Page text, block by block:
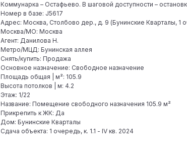
Коммунарка – Остафьево. В шаговой доступности –
Номер в базе: J5617
Адрес: Москва, Столбово дер., д. 9 (Бунинские Кварталы, 1
Москва/МО: Москва
Агент: Данилова Н.
Метро/МЦД: Бунинская аллея
Снять/купить: Продажа
Основное назначение: Свободное назначение
Площадь общая | м²: 105.9
Высота потолков | м: 4.2
Этаж: 1/22
Название: Помещение свободного назначения 105.9 м²
Прикрепить к ЖК: Да
Дом: Бунинские Кварталы
Сдача объекта: 1 очередь, к. 1.1 - IV кв. 2024